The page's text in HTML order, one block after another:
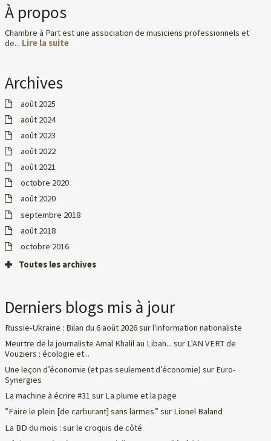
À propos
Chambre à Part est une association de musiciens professionnels et
de... Lire la suite
Archives
août 2025
août 2024
août 2023
août 2022
août 2021
octobre 2020
août 2020
septembre 2018
août 2018
octobre 2016
Toutes les archives
Derniers blogs mis à jour
Russie-Ukraine : Bilan du 6 août 2026surl'information nationaliste
Meurtre de la journaliste Amal Khalil au Liban... sur L'AN VERT de
Vouziers : écologie et...
Une leçon d’économie (et pas seulement d’économie) sur Euro-
Synergies
La machine à écrire #31 sur La plume et la page
”Faire le plein [de carburant] sans larmes.” sur Lionel Baland
La BD du mois : surle croquis de côté